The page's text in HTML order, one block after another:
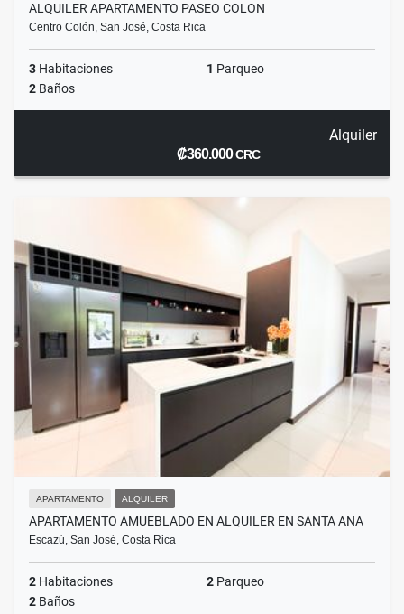
ALQUILER APARTAMENTO PASEO COLON
Centro Colón, San José, Costa Rica
3 Habitaciones 1 Parqueo
2 Baños
Alquiler
₡360.000CRC
APARTAMENTO ALQUILER
APARTAMENTO AMUEBLADO EN ALQUILER EN SANTA ANA
Escazú, San José, Costa Rica
2 Habitaciones 2 Parqueo
2 Baños